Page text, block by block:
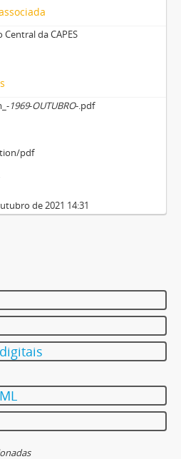
da CAPES
1969-OUTUBRO-.pdf
pdf
de 2021 14:31